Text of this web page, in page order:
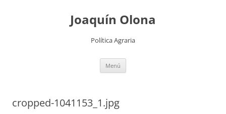
Joaquín Olona
Política Agraria
Menú
cropped-1041153_1.jpg